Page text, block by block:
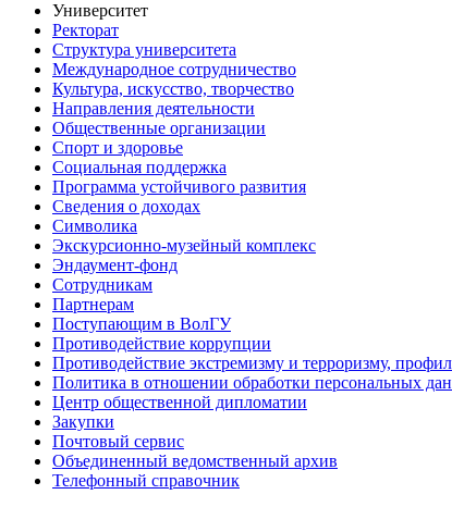
Университет
Ректорат
Структура университета
Международное сотрудничество
Культура, искусство, творчество
Направления деятельности
Общественные организации
Спорт и здоровье
Социальная поддержка
Программа устойчивого развития
Сведения о доходах
Символика
Экскурсионно-музейный комплекс
Эндаумент-фонд
Сотрудникам
Партнерам
Поступающим в ВолГУ
Противодействие коррупции
Противодействие экстремизму и терроризму,
Политика в отношении обработки персональных
Центр общественной дипломатии
Закупки
Почтовый сервис
Объединенный ведомственный архив
Телефонный справочник